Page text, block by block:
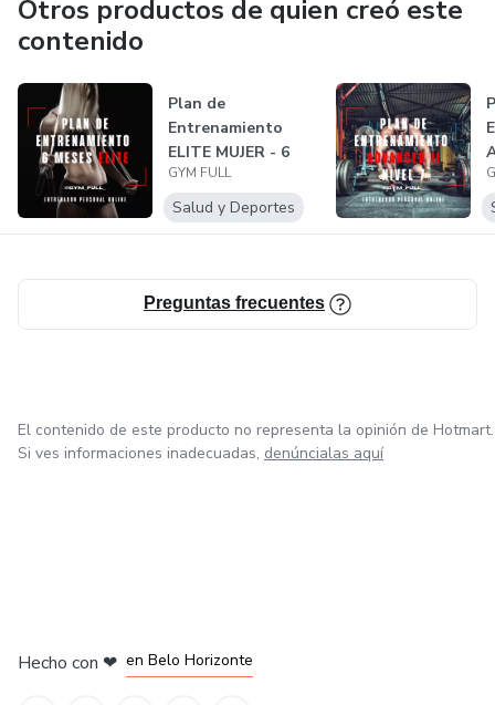
conocimiento del cuerpo humano que me otorga la carrera
de Medicina con materias tales como: Anatomia,
Histologia, Fisiologia, y Bioquimica.
Otros productos de quien creó este
contenido
Plan de
Entrenamiento
ELITE MUJER - 6
Meses
GYM FULL
Salud y Deportes
7
Preguntas frecuentes
El contenido de este producto no representa la opinión de Hotmart.
Si ves informaciones inadecuadas, denúncialas aquí
Hecho con ❤ en Belo Horizonte